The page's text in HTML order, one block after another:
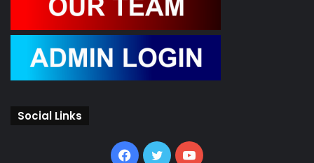
Social Links
Facebook
TwitterYouTube